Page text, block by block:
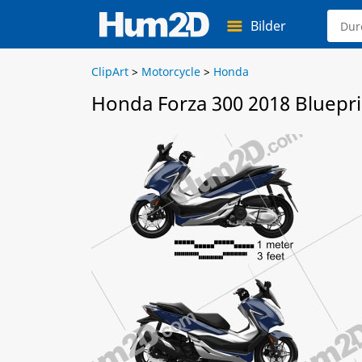
Bilder
ClipArt > Motorcycle > Honda
Honda Forza 300 2018